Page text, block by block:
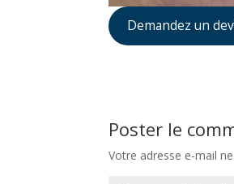
Demandez un
Poster le
Votre adresse e-mail